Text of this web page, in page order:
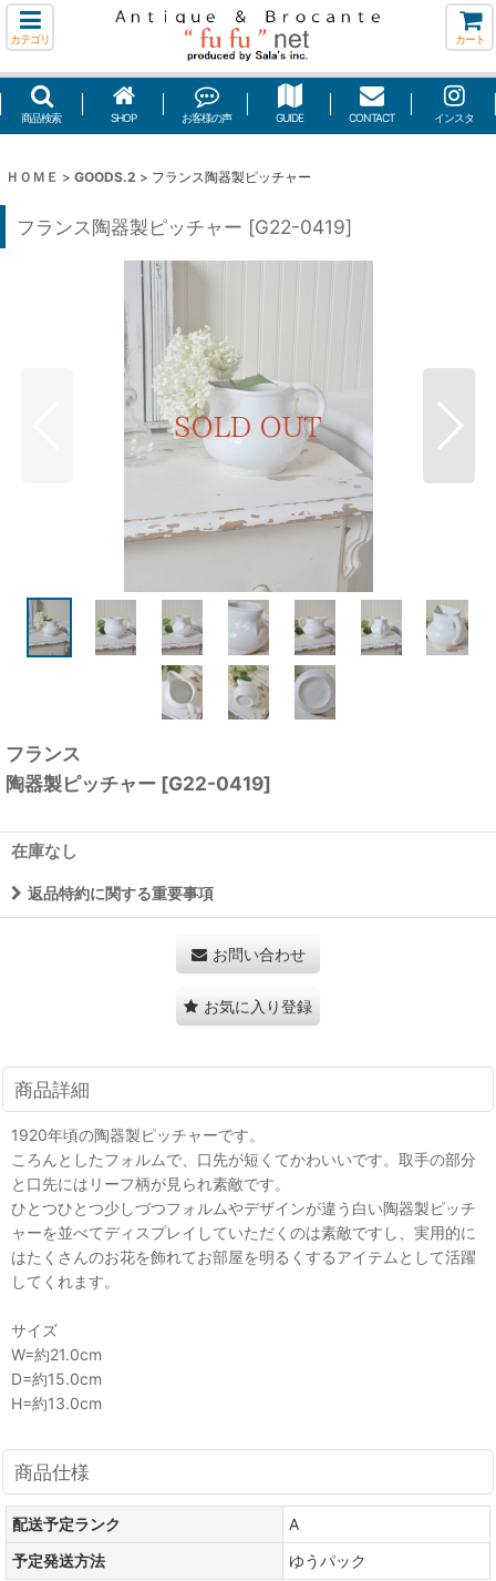
カテゴリ カート
商品検索 SHOP お客様の声 GUIDE CONTACT インスタ
ＨＯＭＥ > GOODS.2 > フランス陶器製ピッチャー
フランス陶器製ピッチャー [G22-0419]
フランス
陶器製ピッチャー [G22-0419]
在庫なし
返品特約に関する重要事項
お問い合わせ
お気に入り登録
商品詳細
1920年頃の陶器製ピッチャーです。
ころんとしたフォルムで、口先が短くてかわいいです。取手の部分
と口先にはリーフ柄が見られ素敵です。
ひとつひとつ少しづつフォルムやデザインが違う白い陶器製ピッチ
ャーを並べてディスプレイしていただくのは素敵ですし、実用的に
はたくさんのお花を飾れてお部屋を明るくするアイテムとして活躍
してくれます。
サイズ
W=約21.0cm
D=約15.0cm
H=約13.0cm
商品仕様
配送予定ランク
A
予定発送方法
ゆうパック